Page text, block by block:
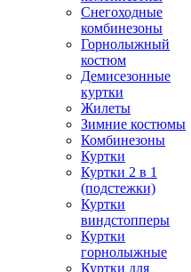
Снегоходные
комбинезоны
Горнолыжный
костюм
Демисезонные
куртки
Жилеты
Зимние костюмы
Комбинезоны
Куртки
Куртки 2 в 1
(подстежки)
Куртки
виндстопперы
Куртки
горнолыжные
Куртки для